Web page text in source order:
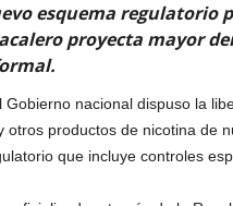
esquema regulatorio
proyecta mayor
Gobierno nacional dispuso la
otros productos de nicotina de
que incluye controles